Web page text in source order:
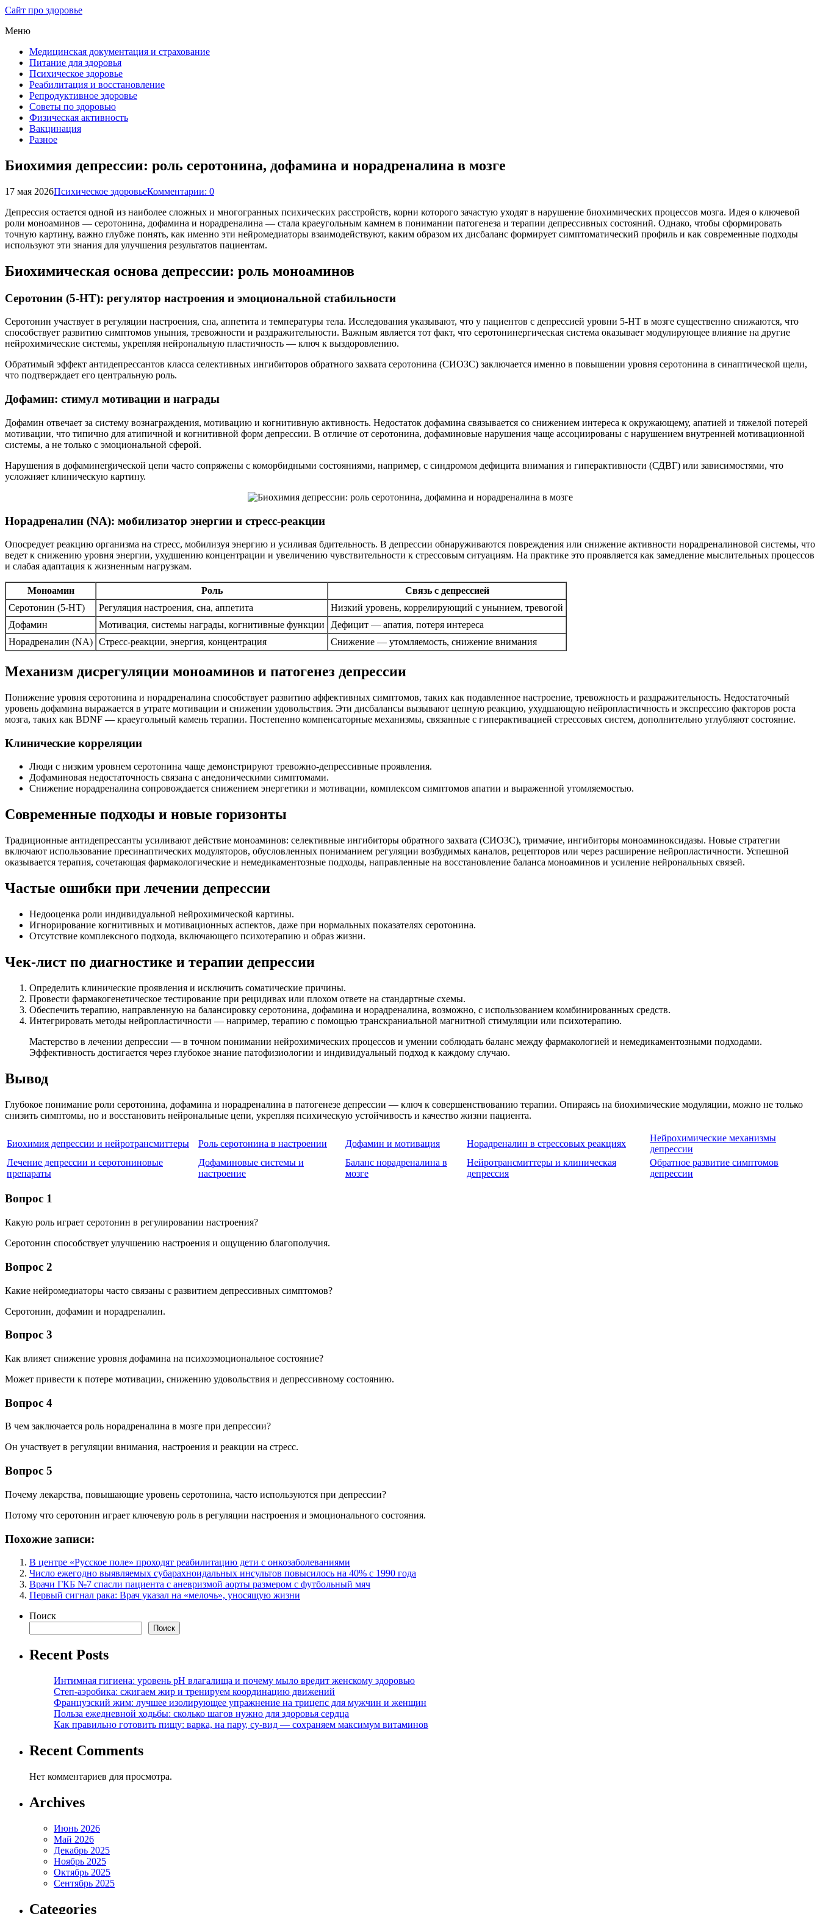
Сайт про здоровье
Меню
Медицинская документация и страхование
Питание для здоровья
Психическое здоровье
Реабилитация и восстановление
Репродуктивное здоровье
Советы по здоровью
Физическая активность
Вакцинация
Разное
Биохимия депрессии: роль серотонина, дофамина и норадреналина в мозге
17 мая 2026Психическое здоровьеКомментарии: 0
Депрессия остается одной из наиболее сложных и многогранных психических расстройств, корни которого зачастую уходят в нарушение биохимических процессов мозга. Идея о ключевой
роли моноаминов — серотонина, дофамина и норадреналина — стала краеугольным камнем в понимании патогенеза и терапии депрессивных состояний. Однако, чтобы сформировать
точную картину, важно глубже понять, как именно эти нейромедиаторы взаимодействуют, каким образом их дисбаланс формирует симптоматический профиль и как современные подходы
используют эти знания для улучшения результатов пациентам.
Биохимическая основа депрессии: роль моноаминов
Серотонин (5-HT): регулятор настроения и эмоциональной стабильности
Серотонин участвует в регуляции настроения, сна, аппетита и температуры тела. Исследования указывают, что у пациентов с депрессией уровни 5-HT в мозге существенно снижаются, что
способствует развитию симптомов уныния, тревожности и раздражительности. Важным является тот факт, что серотонинергическая система оказывает модулирующее влияние на другие
нейрохимические системы, укрепляя нейрональную пластичность — ключ к выздоровлению.
Обратимый эффект антидепрессантов класса селективных ингибиторов обратного захвата серотонина (СИОЗС) заключается именно в повышении уровня серотонина в синаптической щели,
что подтверждает его центральную роль.
Дофамин: стимул мотивации и награды
Дофамин отвечает за систему вознаграждения, мотивацию и когнитивную активность. Недостаток дофамина связывается со снижением интереса к окружающему, апатией и тяжелой потерей
мотивации, что типично для атипичной и когнитивной форм депрессии. В отличие от серотонина, дофаминовые нарушения чаще ассоциированы с нарушением внутренней мотивационной
системы, а не только с эмоциональной сферой.
Нарушения в дофаминergической цепи часто сопряжены с коморбидными состояниями, например, с синдромом дефицита внимания и гиперактивности (СДВГ) или зависимостями, что
усложняет клиническую картину.
Норадреналин (NA): мобилизатор энергии и стресс-реакции
Опосредует реакцию организма на стресс, мобилизуя энергию и усиливая бдительность. В депрессии обнаруживаются повреждения или снижение активности норадреналиновой системы, что
ведет к снижению уровня энергии, ухудшению концентрации и увеличению чувствительности к стрессовым ситуациям. На практике это проявляется как замедление мыслительных процессов
и слабая адаптация к жизненным нагрузкам.
Моноамин Роль
Связь с депрессией
Серотонин (5-HT)
Регуляция настроения, сна, аппетита
Низкий уровень, коррелирующий с унынием, тревогой
Дофамин
Мотивация, системы награды, когнитивные функции
Дефицит — апатия, потеря интереса
Норадреналин (NA) Стресс-реакции, энергия, концентрация Снижение — утомляемость, снижение внимания
Механизм дисрегуляции моноаминов и патогенез депрессии
Понижение уровня серотонина и норадреналина способствует развитию аффективных симптомов, таких как подавленное настроение, тревожность и раздражительность. Недостаточный
уровень дофамина выражается в утрате мотивации и снижении удовольствия. Эти дисбалансы вызывают цепную реакцию, ухудшающую нейропластичность и экспрессию факторов роста
мозга, таких как BDNF — краеугольный камень терапии. Постепенно компенсаторные механизмы, связанные с гиперактивацией стрессовых систем, дополнительно углубляют состояние.
Клинические корреляции
Люди с низким уровнем серотонина чаще демонстрируют тревожно-депрессивные проявления.
Дофаминовая недостаточность связана с анедоническими симптомами.
Снижение норадреналина сопровождается снижением энергетики и мотивации, комплексом симптомов апатии и выраженной утомляемостью.
Современные подходы и новые горизонты
Традиционные антидепрессанты усиливают действие моноаминов: селективные ингибиторы обратного захвата (СИОЗС), тримачие, ингибиторы моноаминоксидазы. Новые стратегии
включают использование пресинаптических модуляторов, обусловленных пониманием регуляции возбудимых каналов, рецепторов или через расширение нейропластичности. Успешной
оказывается терапия, сочетающая фармакологические и немедикаментозные подходы, направленные на восстановление баланса моноаминов и усиление нейрональных связей.
Частые ошибки при лечении депрессии
Недооценка роли индивидуальной нейрохимической картины.
Игнорирование когнитивных и мотивационных аспектов, даже при нормальных показателях серотонина.
Отсутствие комплексного подхода, включающего психотерапию и образ жизни.
Чек-лист по диагностике и терапии депрессии
Определить клинические проявления и исключить соматические причины.
Провести фармакогенетическое тестирование при рецидивах или плохом ответе на стандартные схемы.
Обеспечить терапию, направленную на балансировку серотонина, дофамина и норадреналина, возможно, с использованием комбинированных средств.
Интегрировать методы нейропластичности — например, терапию с помощью транскраниальной магнитной стимуляции или психотерапию.
Мастерство в лечении депрессии — в точном понимании нейрохимических процессов и умении соблюдать баланс между фармакологией и немедикаментозными подходами.
Эффективность достигается через глубокое знание патофизиологии и индивидуальный подход к каждому случаю.
Вывод
Глубокое понимание роли серотонина, дофамина и норадреналина в патогенезе депрессии — ключ к совершенствованию терапии. Опираясь на биохимические модуляции, можно не только
снизить симптомы, но и восстановить нейрональные цепи, укрепляя психическую устойчивость и качество жизни пациента.
Биохимия депрессии и нейротрансмиттеры Роль серотонина в настроении Дофамин и мотивация Норадреналин в стрессовых реакциях
Нейрохимические механизмы
депрессии
Лечение депрессии и серотониновые
препараты
Дофаминовые системы и
настроение
Баланс норадреналина в
мозге
Нейротрансмиттеры и клиническая
депрессия
Обратное развитие симптомов
депрессии
Вопрос 1
Какую роль играет серотонин в регулировании настроения?
Серотонин способствует улучшению настроения и ощущению благополучия.
Вопрос 2
Какие нейромедиаторы часто связаны с развитием депрессивных симптомов?
Серотонин, дофамин и норадреналин.
Вопрос 3
Как влияет снижение уровня дофамина на психоэмоциональное состояние?
Может привести к потере мотивации, снижению удовольствия и депрессивному состоянию.
Вопрос 4
В чем заключается роль норадреналина в мозге при депрессии?
Он участвует в регуляции внимания, настроения и реакции на стресс.
Вопрос 5
Почему лекарства, повышающие уровень серотонина, часто используются при депрессии?
Потому что серотонин играет ключевую роль в регуляции настроения и эмоционального состояния.
Похожие записи:
В центре «Русское поле» проходят реабилитацию дети с онкозаболеваниями
Число ежегодно выявляемых субарахноидальных инсультов повысилось на 40% с 1990 года
Врачи ГКБ №7 спасли пациента с аневризмой аорты размером с футбольный мяч
Первый сигнал рака: Врач указал на «мелочь», уносящую жизни
Поиск
Поиск
Recent Posts
Интимная гигиена: уровень pH влагалища и почему мыло вредит женскому здоровью
Степ-аэробика: сжигаем жир и тренируем координацию движений
Французский жим: лучшее изолирующее упражнение на трицепс для мужчин и женщин
Польза ежедневной ходьбы: сколько шагов нужно для здоровья сердца
Как правильно готовить пищу: варка, на пару, су-вид — сохраняем максимум витаминов
Recent Comments
Нет комментариев для просмотра.
Archives
Июнь 2026
Май 2026
Декабрь 2025
Ноябрь 2025
Октябрь 2025
Сентябрь 2025
Categories